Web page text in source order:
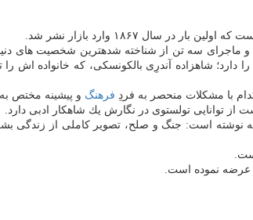
سال ۱۸۶۷ وارد بازار نشر شد.
كلی به ماجرای یورش ناپلئون به روسیه در سال ۱۸۱۲ می پردازد و ماجرای
دارد؛ شاهزاده آندرِی بالكونسكی، كه خانواده اش را
با مشكلات منحصر به فردِ فرهنگ و پیشینه مختص
توانایی تولستوی در نگارش یك شاهكار ادبی دارد.
نوشته است: جنگ و صلح، تصویر كاملی از زندگی
عرضه نموده است.